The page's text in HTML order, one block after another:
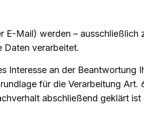
Mail) werden –
Daten verarbeitet.
an der Beantwortung
für die Verarbeitung Art.
abschließend geklärt